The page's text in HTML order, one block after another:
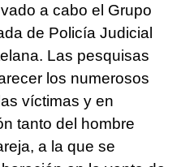
a cabo el Grupo
de Policía Judicial
Las pesquisas
los numerosos
víctimas y en
tanto del hombre
a la que se